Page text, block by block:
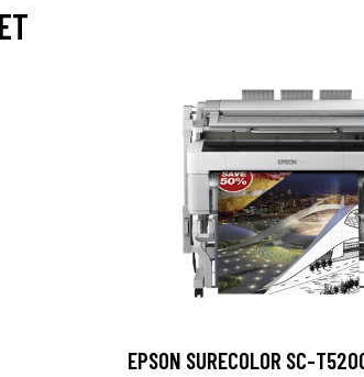
EPSON SURECOLOR SC-